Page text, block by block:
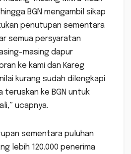
BGN mengambil sikap
penutupan sementara
semua persyaratan
masing dapur
ke kami dan Kareg
kurang sudah dilengkapi
teruskan ke BGN untuk
ucapnya.
sementara puluhan
lebih 120.000 penerima